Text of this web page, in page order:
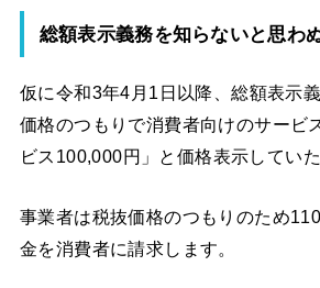
総額表示義務を知らないと思わ
仮に令和3年4月1日以降、総額表示
価格のつもりで消費者向けのサービ
ビス100,000円」と価格表示してい
事業者は税抜価格のつもりのため
金を消費者に請求します。